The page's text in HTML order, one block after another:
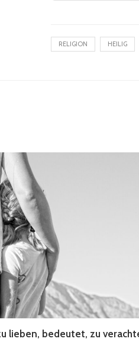
RELIGION HEILIG
lieben, bedeutet, zu